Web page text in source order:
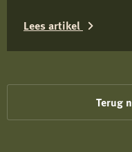
actief onder de
Lees artikel
Doorbraak
Terug